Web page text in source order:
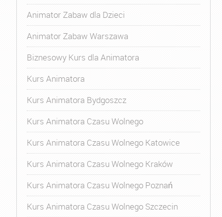
Animator Zabaw dla Dzieci
Animator Zabaw Warszawa
Biznesowy Kurs dla Animatora
Kurs Animatora
Kurs Animatora Bydgoszcz
Kurs Animatora Czasu Wolnego
Kurs Animatora Czasu Wolnego Katowice
Kurs Animatora Czasu Wolnego Kraków
Kurs Animatora Czasu Wolnego Poznań
Kurs Animatora Czasu Wolnego Szczecin